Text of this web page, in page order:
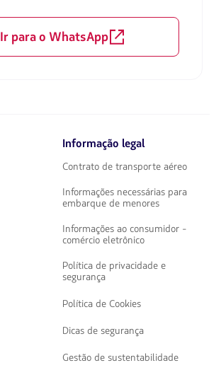
Ir para o WhatsApp
Informação legal
Contrato de transporte aéreo
Informações necessárias para
embarque de menores
Informações ao consumidor -
comércio eletrônico
Política de privacidade e
segurança
Política de Cookies
Dicas de segurança
Gestão de sustentabilidade